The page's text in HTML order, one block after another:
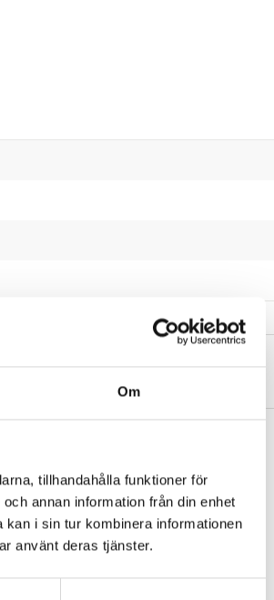
Om
tillhandahålla funktioner för
annan information från din enhet
i sin tur kombinera informationen
använt deras tjänster.